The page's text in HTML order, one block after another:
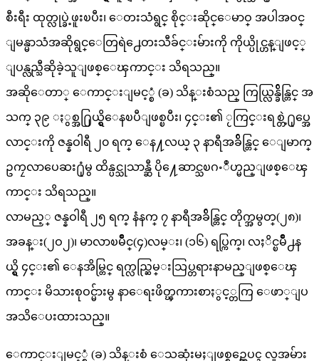
စီးရီး ထုတ္လုပ္ခဲ့ဖူးၿပီး၊ ေတးသံရွင္ စိုင္းဆိုင္ေမာဝ္ အပါအဝင္
ျမန္မာသံအဆိုရွင္ေတြရဲ႕ေတးသီခ်င္းမ်ားကို ကိုယ္ပိုင္ဟန္ျဖင့္
ျပန္လည္သီဆိုခဲ့သူျဖစ္ေၾကာင္း သိရသည္။
အဆိုေတာ္ ေကာင္းျမင့္စံ (ခ) သိန္းစံသည္ ကြယ္လြန္ခ်ိန္တြင္ အ
သက္ ၃၉ ႏွစ္အ႐ြယ္ရွိေနၿပီျဖစ္ၿပီး၊ ၄င္း၏ ႂကြင္းရစ္တဲ့႐ုပ္အေ
လာင္းကို ဇန္နဝါရီ ၂၀ ရက္ ေန႔လယ္ ၃ နာရီအခ်ိန္တြင္ ေျမာက္
ဥကၠလာပေဆး႐ုံမွ ထိန္ပင္သုသာန္ဆီ ပို႔ေဆာင္သၿဂႋဳဟ္မည္ျဖစ္ေၾ
ကာင္း သိရသည္။
လာမည့္ ဇန္နဝါရီ ၂၅ ရက္ နံနက္ ၇ နာရီအခ်ိန္တြင္ တိုက္အမွတ္(၂၈)၊
အခန္း(၂ဝ၂)၊ မာလာၿမိဳင္(၄)လမ္း၊ (၁၆) ရပ္ကြက္၊ လႈိင္ၿမိဳ႕န
ယ္ရွိ ၄င္း၏ ေနအိမ္တြင္ ရက္လည္ဆြမ္းသြပ္တရားနာမည္ျဖစ္ေၾ
ကာင္း မိသားစုဝင္မ်ားမွ နာေရးဖိတ္ၾကားစာႏွင့္တကြ ေဖာ္ျပ
အသိေပးထားသည္။
ေကာင္းျမင့္စံ (ခ) သိန္းစံ ေသဆုံးမႈျဖစ္စဥ္အေပၚ လူအမ်ား